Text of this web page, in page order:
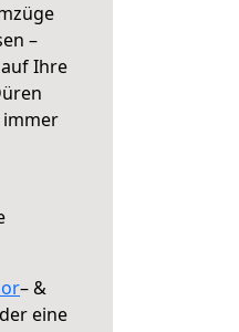
–
Ihre
immer
– &
eine